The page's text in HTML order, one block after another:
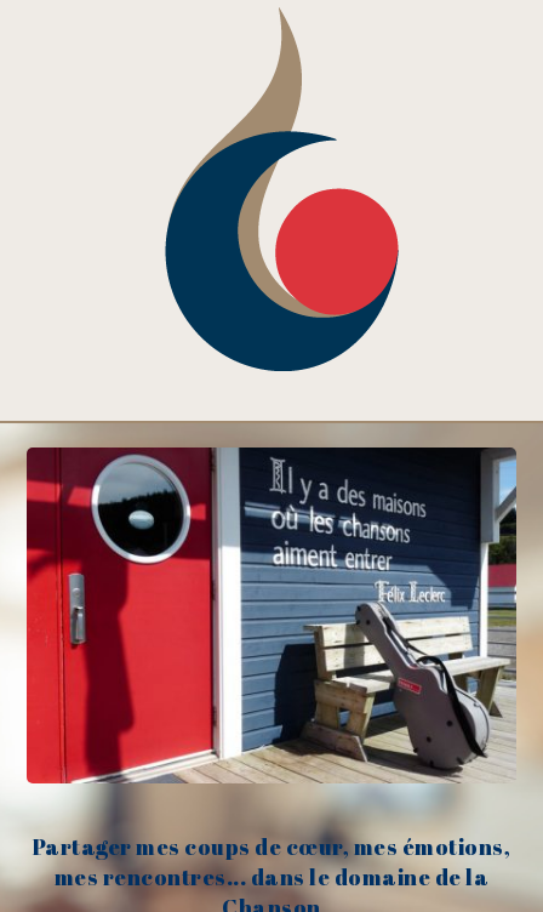
Partager mes coups de cœur, mes émotions,
mes rencontres... dans le domaine de la